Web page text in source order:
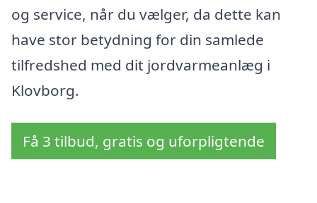
og service, når du vælger, da dette kan
have stor betydning for din samlede
tilfredshed med dit jordvarmeanlæg i
Klovborg.
Få 3 tilbud, gratis og uforpligtende